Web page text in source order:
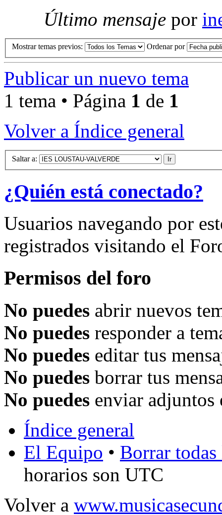
Último mensaje por
Mostrar temas previos: Ordenar por
Publicar un nuevo tema
1 tema • Página 1 de 1
Volver a Índice general
Saltar a:
¿Quién está conectado?
Usuarios navegando por
registrados visitando el
Permisos del foro
No puedes abrir nuevos
No puedes responder a
No puedes editar tus
No puedes borrar tus
No puedes enviar adjuntos
Índice general
El Equipo • Borrar
horarios son UTC
Volver a